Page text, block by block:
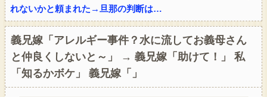
れないかと頼まれた→旦那の判断は…
義兄嫁「アレルギー事件？水に流してお義母さん
と仲良くしないと～」 → 義兄嫁「助けて！」 私
「知るかボケ」 義兄嫁「」